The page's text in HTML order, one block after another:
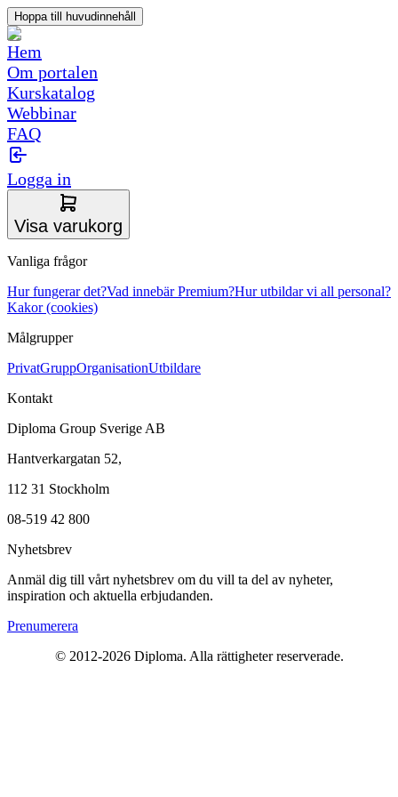
Hoppa till huvudinnehåll
Hem
Om portalen
Kurskatalog
Webbinar
FAQ
Logga in
Visa varukorg
Vanliga frågor
Hur fungerar det?Vad innebär Premium?Hur utbildar vi all personal?
Kakor (cookies)
Målgrupper
PrivatGruppOrganisationUtbildare
Kontakt
Diploma Group Sverige AB
Hantverkargatan 52,
112 31 Stockholm
08-519 42 800
Nyhetsbrev
Anmäl dig till vårt nyhetsbrev om du vill ta del av nyheter,
inspiration och aktuella erbjudanden.
Prenumerera
© 2012-2026 Diploma. Alla rättigheter reserverade.